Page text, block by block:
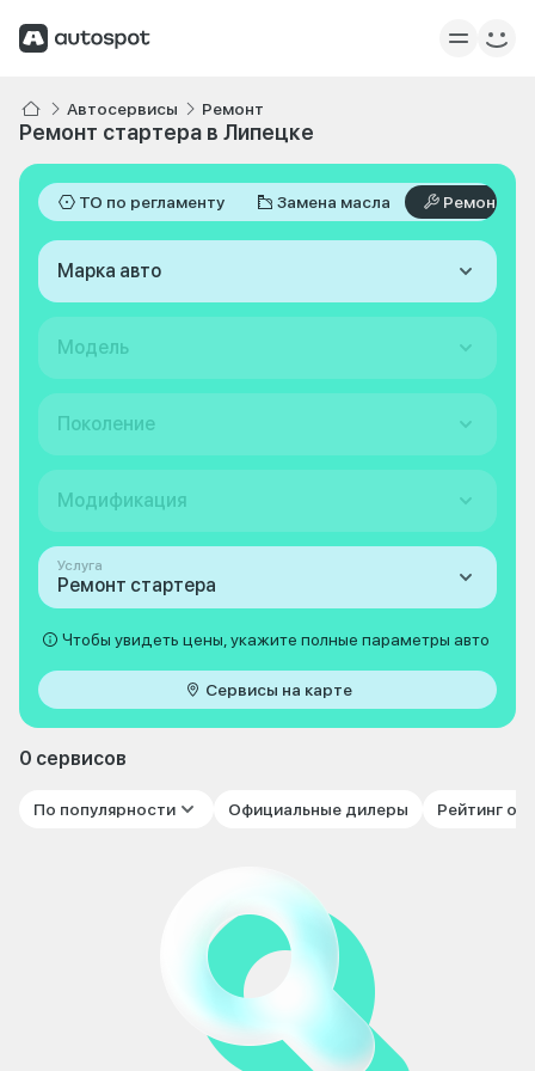
Автосервисы Ремонт
Ремонт стартера в Липецке
ТО по регламенту Замена масла Ремонт
Марка авто
Модель
Поколение
Модификация
Услуга
Ремонт стартера
Чтобы увидеть цены, укажите полные параметры авто
Сервисы на карте
0 сервисов
По популярности Официальные дилеры Рейтинг